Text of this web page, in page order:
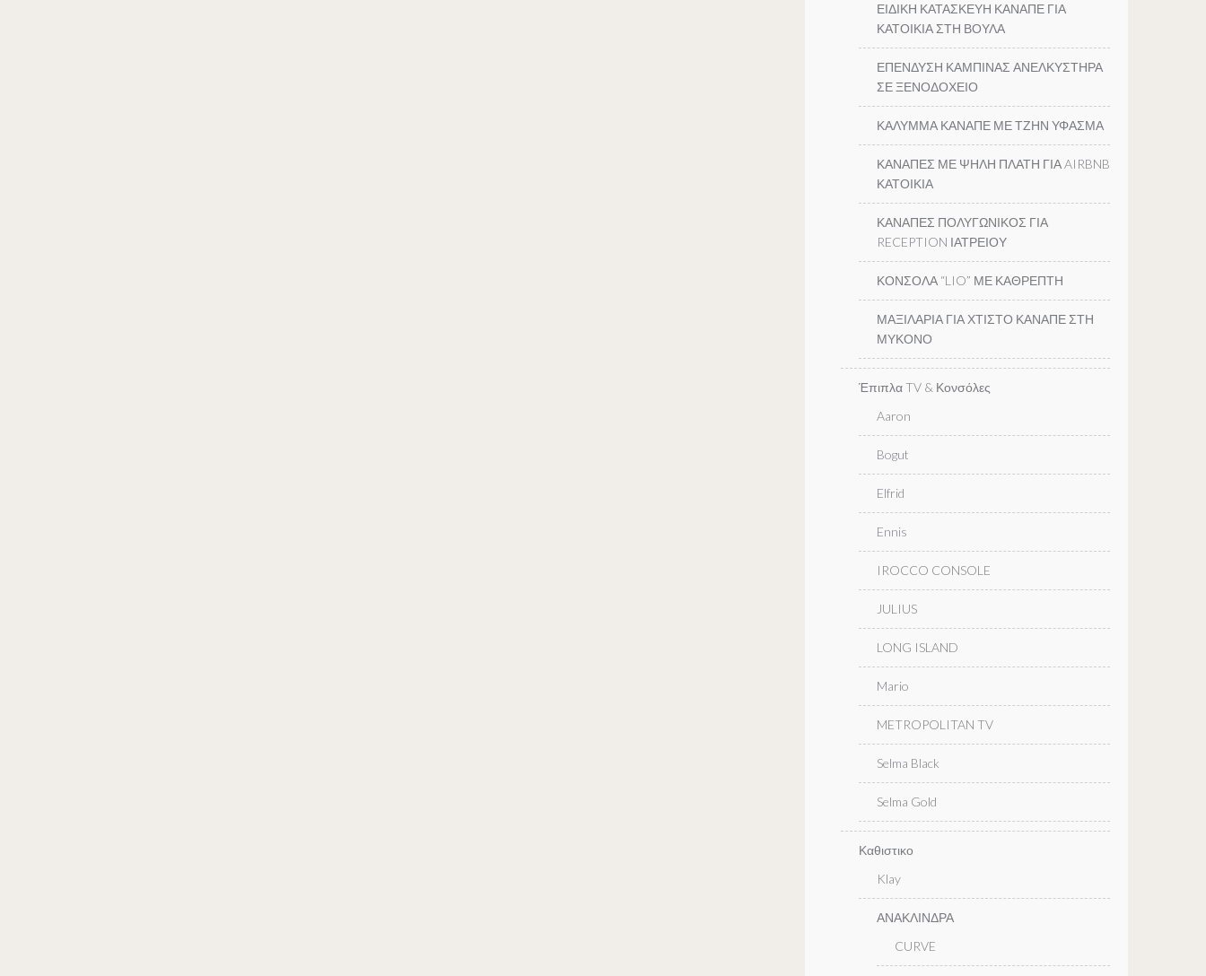
ΕΙΔΙΚΗ ΚΑΤΑΣΚΕΥΗ ΚΑΝΑΠΕ ΓΙΑ
ΚΑΤΟΙΚΙΑ ΣΤΗ ΒΟΥΛΑ
ΕΠΕΝΔΥΣΗ ΚΑΜΠΙΝΑΣ ΑΝΕΛΚΥΣΤΗΡΑ
ΣΕ ΞΕΝΟΔΟΧΕΙΟ
ΚΑΛΥΜΜΑ ΚΑΝΑΠΕ ΜΕ ΤΖΗΝ ΥΦΑΣΜΑ
ΚΑΝΑΠΕΣ ΜΕ ΨΗΛΗ ΠΛΑΤΗ ΓΙΑ AIRBNB
ΚΑΤΟΙΚΙΑ
ΚΑΝΑΠΕΣ ΠΟΛΥΓΩΝΙΚΟΣ ΓΙΑ
RECEPTION ΙΑΤΡΕΙΟΥ
ΚΟΝΣΟΛΑ “LIO” ΜΕ ΚΑΘΡΕΠΤΗ
ΜΑΞΙΛΑΡΙΑ ΓΙΑ ΧΤΙΣΤΟ ΚΑΝΑΠΕ ΣΤΗ
ΜΥΚΟΝΟ
Έπιπλα TV & Κονσόλες
Aaron
Bogut
Elfrid
Ennis
IROCCO CONSOLE
JULIUS
LONG ISLAND
Mario
METROPOLITAN TV
Selma Black
Selma Gold
Καθιστικο
Klay
ΑΝΑΚΛΙΝΔΡΑ
CURVE